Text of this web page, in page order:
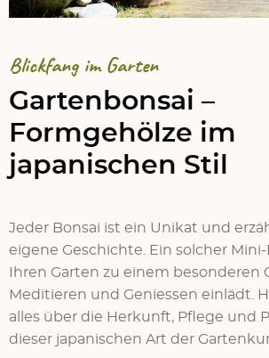
Blickfang im Garten
Gartenbonsai –
Formgehölze im
japanischen Stil
Jeder Bonsai ist ein Unikat und
eigene Geschichte. Ein solcher
Ihren Garten zu einem besonderen
Meditieren und Geniessen einlädt.
alles über die Herkunft, Pflege und
dieser japanischen Art der